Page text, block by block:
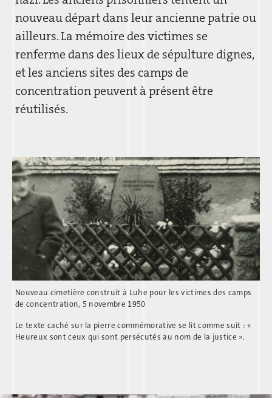
nouveau départ dans leur ancienne patrie ou
ailleurs. La mémoire des victimes se
renferme dans des lieux de sépulture dignes,
et les anciens sites des camps de
concentration peuvent à présent être
réutilisés.
Nouveau cimetière construit à Luhe pour les victimes des camps
de concentration, 5 novembre 1950
Le texte caché sur la pierre commémorative se lit comme suit : «
Heureux sont ceux qui sont persécutés au nom de la justice ».